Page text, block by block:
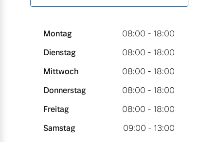
Montag
08:00 - 18:00
Dienstag
08:00 - 18:00
Mittwoch
08:00 - 18:00
Donnerstag
08:00 - 18:00
Freitag
08:00 - 18:00
Samstag
09:00 - 13:00